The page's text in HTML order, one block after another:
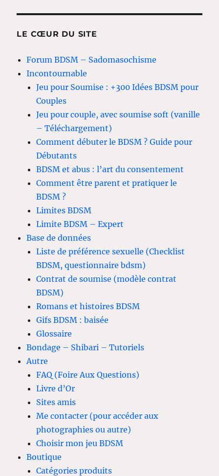
LE CŒUR DU SITE
Forum BDSM – Sadomasochisme
Incontournable
Jeu pour Soumise : +300 Idées BDSM pour
Couples
Jeu pour couple, avec soumise soft (vanille
– Téléchargement)
Comment débuter le BDSM ? Guide pour
Débutants
BDSM et abus : l’art du consentement
Comment être parent et pratiquer le
BDSM ?
Limites BDSM
Limite BDSM – Expert
Base de données
Liste de préférence sexuelle (Checklist
BDSM, questionnaire bdsm)
Contrat de soumise (modèle contrat
BDSM)
Romans et histoires BDSM
Gifs BDSM : baisée
Glossaire
Bondage – Shibari – Tutoriels
Autre
FAQ (Foire Aux Questions)
Livre d’Or
Sites amis
Me contacter (pour accéder aux
photographies ou autre)
Choisir mon jeu BDSM
Boutique
Catégories produits